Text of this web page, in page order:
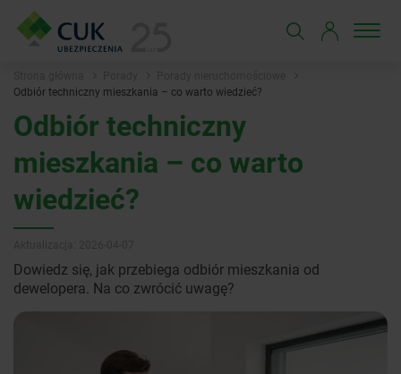
Odbiór techniczny mieszkania – co warto wiedzieć?
Odbiór techniczny
mieszkania – co warto
wiedzieć?
Dowiedz się, jak przebiega odbiór mieszkania od
dewelopera. Na co zwrócić uwagę?